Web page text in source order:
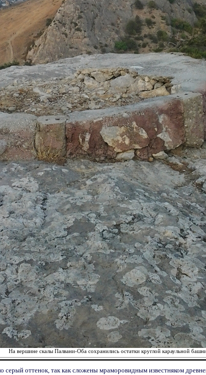
На вершине скалы Палвани-Оба сохранились остатки круглой караульной
оттенок, так как сложены мраморовидным известняком